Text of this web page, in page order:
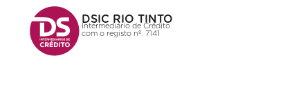
DSIC RIO TINTO
Intermediário de Crédito
com o registo nº. 7141